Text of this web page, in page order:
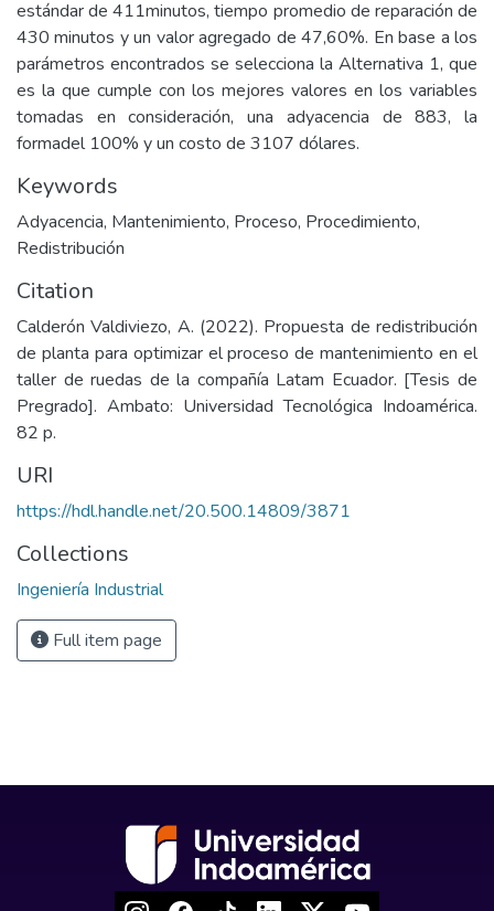
estándar de 411minutos, tiempo promedio de reparación de
430 minutos y un valor agregado de 47,60%. En base a los
parámetros encontrados se selecciona la Alternativa 1, que
es la que cumple con los mejores valores en los variables
tomadas en consideración, una adyacencia de 883, la
formadel 100% y un costo de 3107 dólares.
Keywords
Adyacencia, Mantenimiento, Proceso, Procedimiento,
Redistribución
Citation
Calderón Valdiviezo, A. (2022). Propuesta de redistribución
de planta para optimizar el proceso de mantenimiento en el
taller de ruedas de la compañía Latam Ecuador. [Tesis de
Pregrado]. Ambato: Universidad Tecnológica Indoamérica.
82 p.
URI
https://hdl.handle.net/20.500.14809/3871
Collections
Ingeniería Industrial
Full item page